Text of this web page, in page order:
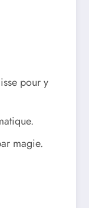
pour y
magie.